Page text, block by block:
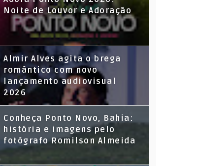
Noite de Louvor e Adoração
Almir Alves agita o brega
romântico com novo
lançamento audiovisual
2026
Conheça Ponto Novo, Bahia:
história e imagens pelo
fotógrafo Romilson Almeida